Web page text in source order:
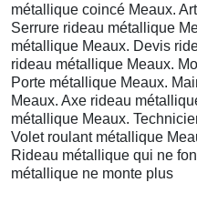
métallique coincé Meaux.
Serrure rideau métallique
métallique Meaux. Devis
rideau métallique Meaux.
Porte métallique Meaux.
Meaux. Axe rideau
métallique Meaux.
Volet roulant métallique
Rideau métallique qui ne
métallique ne monte plus